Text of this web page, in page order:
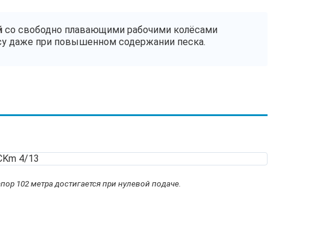
со свободно плавающими рабочими колёсами
даже при повышенном содержании песка.
102 метра достигается при нулевой подаче.